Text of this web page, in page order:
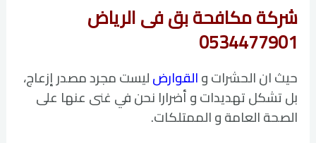
شركة مكافحة بق فى الرياض
0534477901
حيث ان الحشرات والقوارضليست مجرد مصدر إزعاج،
بل تشكل تهديدات و أضرارا نحن في غنى عنها على
الصحة العامة و الممتلكات.